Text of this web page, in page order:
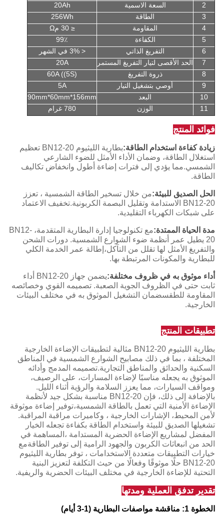
2 السعة الاسمية
20Ah
3
الطاقة
256Wh
4
المقاومة
≤ 30 مΩ
5
الكفاءة
99٪
6
التفريغ الذاتي
< 3% في الشهر
7
الحد الأقصى لتيار التفريغ المستمر
20A
8
ذروة التفريغ
60A ((5S)
9
أوصي بتشغيل التيار
5A
10
البعد
90mm*60mm*156mm
11
الوزن 780 غرام
فوائد المنتج
زيادة كفاءة استخدام الطاقة:
بطارية الليثيوم BN12-20 تعظيم
استغلال الطاقة، وضمان الأداء الأمثل للضوء الشارعي
الشمسي.مما يؤدي إلى فترات إضاءة أطول وانخفاض تكاليف
الطاقة.
الحل الصديق للبيئة:من خلال تسخير الطاقة الشمسية ، تعزز
BN12-20 الاستدامة وتقليل البصمة الكربونية.تخفيف الاعتماد
على شبكات الكهرباء التقليدية.
مدة الحياة الممتدة:
مع تكنولوجيا إدارة البطارية المتقدمة، BN12-
20 يطيل عمر أنظمة ضوء الشوارع الشمسية. دورات الشحن
والتفريغ الأمثل لها تقلل من التآكل،إطالة عمر الخدمة الكلي
للبطارية والمكونات المرتبطة بها.
أداء موثوق به في ظروف مختلفة:
يضمن جهاز BN12-20 أداء
ثابت حتى في الظروف الجوية الصعبة. تصميمه القوي وخصائصه
المقاومة للطقسضمان التشغيل الموثوق به في مختلف البيئات
الخارجية.
تطبيقات المنتج
بطارية الليثيوم BN12-20 مثالية لتطبيقات الإضاءة الخارجية
المختلفة ، بما في ذلك مصابيح الشوارع الشمسية في المناطق
السكنية والحدائق والمناطق التجارية.تصميمه المدمج وأدائه
الموثوق به يجعله مناسبًا لإضاءة المسارات، على الرصيف،
ومواقف السيارات، مما يعزز السلامة والرؤية أثناء الليل.
بالإضافة إلى ذلك، فإن BN12-20 مناسبة بشكل جيد لأنظمة
الإضاءة الأمنية التي تعمل بالطاقة الشمسية،توفير إضاءة موثوقة
لأمن المحيط، الإشارات الخارجية ، وكاميرات مراقبة المراقبة.
تشغيلها الصديق للبيئة واستخدام الطاقة بكفاءة تجعله الخيار
المفضل لمشاريع الإضاءة الحضرية المستدامة ،المساهمة في
الحد من انبعاثات الكربون والجهود الرامية إلى توفير الطاقةمع
خيارات التطبيقات متعددة الاستخدامات ، توفر بطارية الليثيوم
BN12-20 حلًا موثوقًا وفعالًا من حيث التكلفة لتعزيز البنية
التحتية للإضاءة الخارجية في مختلف البيئات الحضرية والريفية.
تقدير تدفق العملية ومدتها
الخطوة 1: مناقشة مواصفات البطارية (1-3 أيام)